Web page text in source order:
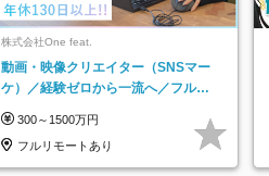
株式会社One feat.
動画・映像クリエイター（SNSマー
ケ）／経験ゼロから一流へ／フルリ
日以上
300～1500万円
フルリモートあり